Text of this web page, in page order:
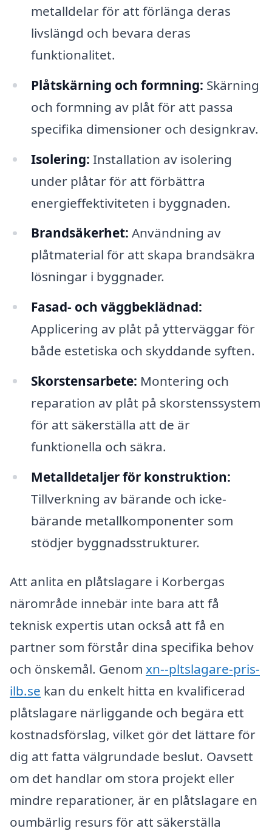
metalldelar för att förlänga deras
livslängd och bevara deras
funktionalitet.
Plåtskärning och formning: Skärning
och formning av plåt för att passa
specifika dimensioner och designkrav.
Isolering: Installation av isolering
under plåtar för att förbättra
energieffektiviteten i byggnaden.
Brandsäkerhet: Användning av
plåtmaterial för att skapa brandsäkra
lösningar i byggnader.
Fasad- och väggbeklädnad:
Applicering av plåt på ytterväggar för
både estetiska och skyddande syften.
Skorstensarbete: Montering och
reparation av plåt på skorstenssystem
för att säkerställa att de är
funktionella och säkra.
Metalldetaljer för konstruktion:
Tillverkning av bärande och icke-
bärande metallkomponenter som
stödjer byggnadsstrukturer.
Att anlita en plåtslagare i Korbergas
närområde innebär inte bara att få
teknisk expertis utan också att få en
partner som förstår dina specifika behov
och önskemål. Genom xn--pltslagare-pris-
ilb.se kan du enkelt hitta en kvalificerad
plåtslagare närliggande och begära ett
kostnadsförslag, vilket gör det lättare för
dig att fatta välgrundade beslut. Oavsett
om det handlar om stora projekt eller
mindre reparationer, är en plåtslagare en
oumbärlig resurs för att säkerställa